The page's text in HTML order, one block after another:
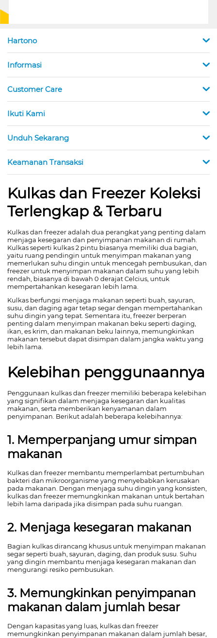
Hartono
Informasi
Customer Care
Ikuti Kami
Unduh Sekarang
Keamanan Transaksi
Kulkas dan Freezer Koleksi
Terlengkap & Terbaru
Kulkas dan freezer adalah dua perangkat yang penting dalam
menjaga kesegaran dan penyimpanan makanan di rumah.
Kulkas seperti kulkas 2 pintu biasanya memiliki dua bagian,
yaitu ruang pendingin untuk menyimpan makanan yang
memerlukan suhu dingin untuk mencegah pembusukan, dan
freezer untuk menyimpan makanan dalam suhu yang lebih
rendah, biasanya di bawah 0 derajat Celcius, untuk
mempertahankan kesegaran lebih lama.
Kulkas berfungsi menjaga makanan seperti buah, sayuran,
susu, dan daging agar tetap segar dengan mempertahankan
suhu dingin yang tepat. Sementara itu, freezer berperan
penting dalam menyimpan makanan beku seperti daging,
ikan, es krim, dan makanan beku lainnya, memungkinkan
makanan tersebut dapat disimpan dalam jangka waktu yang
lebih lama.
Kelebihan penggunaannya
Penggunaan kulkas dan freezer memiliki beberapa kelebihan
yang signifikan dalam menjaga kesegaran dan kualitas
makanan, serta memberikan kenyamanan dalam
penyimpanan. Berikut adalah beberapa kelebihannya:
1. Memperpanjang umur simpan
makanan
Kulkas dan freezer membantu memperlambat pertumbuhan
bakteri dan mikroorganisme yang menyebabkan kerusakan
pada makanan. Dengan menjaga suhu dingin yang konsisten,
kulkas dan freezer memungkinkan makanan untuk bertahan
lebih lama daripada jika disimpan pada suhu ruangan.
2. Menjaga kesegaran makanan
Bagian kulkas dirancang khusus untuk menyimpan makanan
segar seperti buah, sayuran, daging, dan produk susu. Suhu
yang dingin membantu menjaga kesegaran makanan dan
mengurangi resiko pembusukan.
3. Memungkinkan penyimpanan
makanan dalam jumlah besar
Dengan kapasitas yang luas, kulkas dan freezer
memungkinkan penyimpanan makanan dalam jumlah besar,